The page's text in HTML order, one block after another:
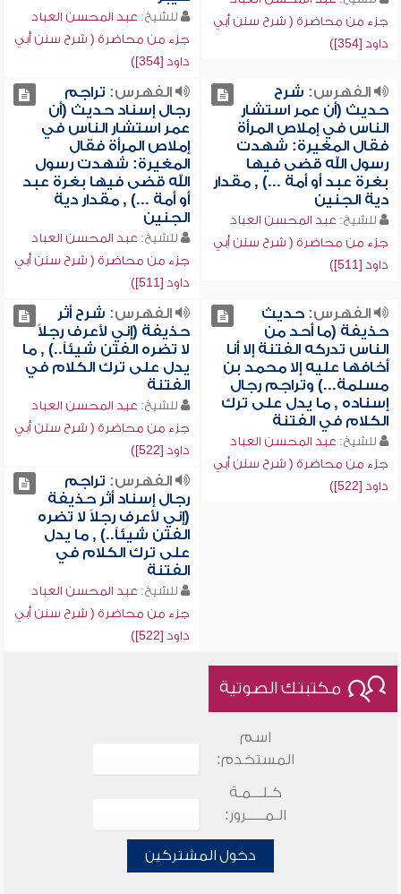
جزء من محاضرة ( شرح سنن أبي
داود [354])
للشيخ: عبد المحسن العباد
جزء من محاضرة ( شرح سنن أبي
داود [354])
الفهرس: شرح
حديث (أن عمر استشار
الناس في إملاص المرأة
فقال المغيرة: شهدت
رسول الله قضى فيها
بغرة عبد أو أمة ...) , مقدار
دية الجنين
للشيخ: عبد المحسن العباد
جزء من محاضرة ( شرح سنن أبي
داود [511])
الفهرس: تراجم
رجال إسناد حديث (أن
عمر استشار الناس في
إملاص المرأة فقال
المغيرة: شهدت رسول
الله قضى فيها بغرة عبد
أو أمة ...) , مقدار دية
الجنين
للشيخ: عبد المحسن العباد
جزء من محاضرة ( شرح سنن أبي
داود [511])
الفهرس:حديث
حذيفة (ما أحد من
الناس تدركه الفتنة إلا أنا
أخافها عليه إلا محمد بن
مسلمة...) وتراجم رجال
إسناده , ما يدل على ترك
الكلام في الفتنة
للشيخ: عبد المحسن العباد
جزء من محاضرة ( شرح سنن أبي
داود [522])
الفهرس: شرح أثر
حذيفة (إني لأعرف رجلاً
لا تضره الفتن شيئاً..) , ما
يدل على ترك الكلام في
الفتنة
للشيخ: عبد المحسن العباد
جزء من محاضرة ( شرح سنن أبي
داود [522])
الفهرس: تراجم
رجال إسناد أثر حذيفة
(إني لأعرف رجلاً لا تضره
الفتن شيئاً..) , ما يدل
على ترك الكلام في
الفتنة
للشيخ: عبد المحسن العباد
جزء من محاضرة ( شرح سنن أبي
داود [522])
مكتبتك الصوتية
اسم
المستخدم:
كـلـــمـة
الـمـــــرور:
دخول المشتركين